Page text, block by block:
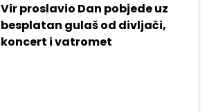
Vir proslavio Dan pobjede uz
besplatan gulaš od divljači,
koncert i vatromet